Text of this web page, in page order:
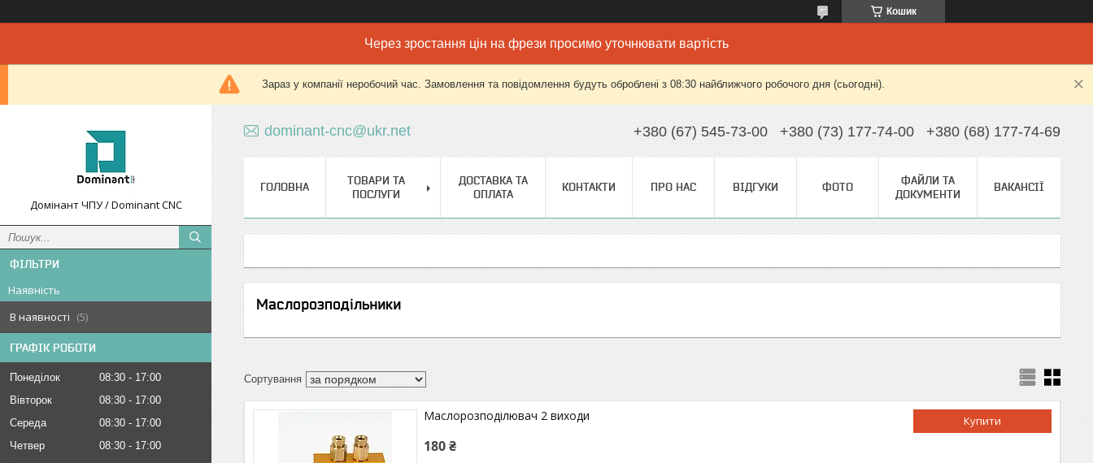
Кошик
Через зростання цін на фрези просимо уточнювати вартість
Зараз у компанії неробочий час. Замовлення та повідомлення будуть оброблені з 08:30 найближчого робочого дня (сьогодні).
Домінант ЧПУ / Dominant CNC
ФІЛЬТРИ
Наявність
В наявності
5
ГРАФІК РОБОТИ
Понеділок 08:30
17:00
Вівторок
08:30
17:00
Середа
08:30
17:00
Четвер
08:30
17:00
dominant-cnc@ukr.net +380 (67) 545-73-00 +380 (73) 177-74-00 +380 (68) 177-74-69
ГОЛОВНА
ТОВАРИ ТА
ПОСЛУГИ
ДОСТАВКА ТА
ОПЛАТА
КОНТАКТИ ПРО НАС ВІДГУКИ ФОТО
ФАЙЛИ ТА
ДОКУМЕНТИ
ВАКАНСІЇ
Маслорозподільники
Купити
Маслорозподілювач 2 виходи
180 ₴